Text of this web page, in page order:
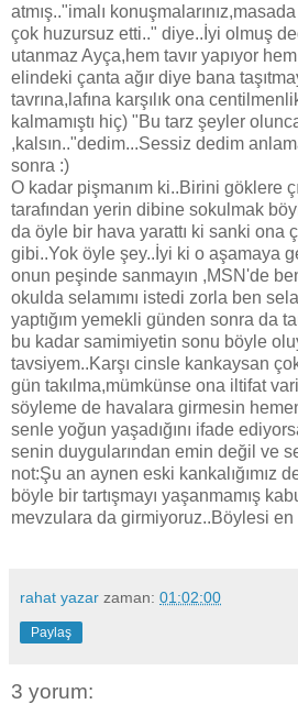
atmış.."imalı konuşmalarınız,masada
çok huzursuz etti.." diye..İyi olmuş
utanmaz Ayça,hem tavır yapıyor
elindeki çanta ağır diye bana
tavrına,lafına karşılık ona
kalmamıştı hiç) "Bu tarz şeyler
,kalsın.."dedim...Sessiz dedim
sonra :)
O kadar pişmanım ki..Birini göklere
tarafından yerin dibine sokulmak
da öyle bir hava yarattı ki sanki ona
gibi..Yok öyle şey..İyi ki o aşamaya
onun peşinde sanmayın ,MSN'de
okulda selamımı istedi zorla ben
yaptığım yemekli günden sonra da
bu kadar samimiyetin sonu böyle
tavsiyem..Karşı cinsle kankaysan
gün takılma,mümkünse ona iltifat
söyleme de havalara girmesin
senle yoğun yaşadığını ifade
senin duygularından emin değil ve
not:Şu an aynen eski kankalığımız
böyle bir tartışmayı yaşanmamış
mevzulara da girmiyoruz..Böylesi en
rahat yazar zaman: 01:02:00
Paylaş
3 yorum: